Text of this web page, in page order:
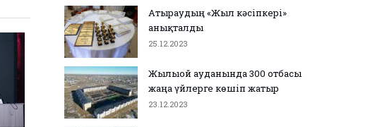
Атыраудың «Жыл кәсіпкері»
анықталды
25.12.2023
Жылыой ауданында 300 отбасы
жаңа үйлерге көшіп жатыр
23.12.2023